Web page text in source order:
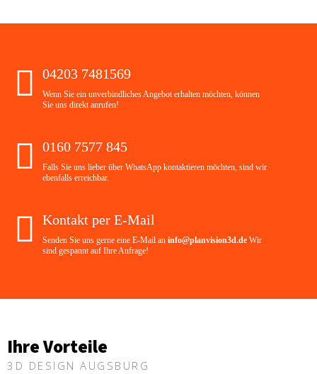
04203 7481569
Wenn Sie ein unverbindliches Angebot erhalten möchten, können
Sie uns direkt anrufen!
0160 7577 845
Falls Sie uns lieber über WhatsApp kontaktieren möchten, sind wir
ebenfalls erreichbar.
Kontakt per E-Mail
Senden Sie uns gerne eine E-Mail an info@planvision3d.de Wir
sind gespannt auf Ihre Anfrage!
Ihre Vorteile
3D DESIGN AUGSBURG